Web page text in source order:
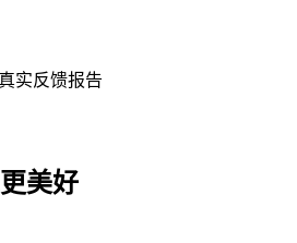
实反馈报告
美好